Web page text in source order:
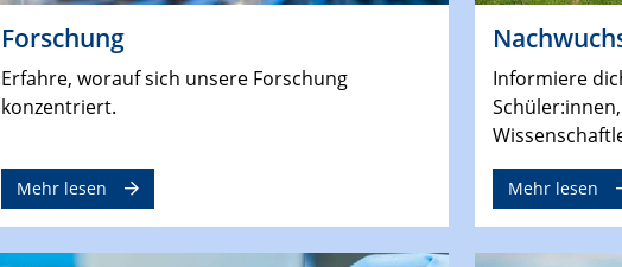
Forschung
Erfahre, worauf sich unsere Forschung
konzentriert.
Mehr lesen
Informiere
Mehr lesen